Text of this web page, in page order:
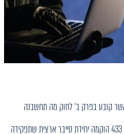
אשר קובע בפרק ב' לחוק מה תחשבנה
במשטרת ישראל כחלק ממערך להב 433 הוקמה יחידת סייבר ארצית שתפקידה